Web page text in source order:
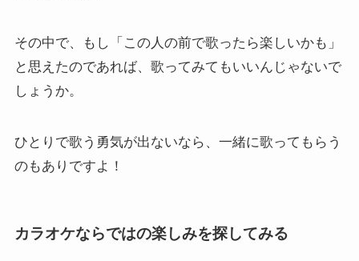
その中で、もし「この人の前で歌ったら楽しいかも」
と思えたのであれば、歌ってみてもいいんじゃないで
しょうか。
ひとりで歌う勇気が出ないなら、一緒に歌ってもらう
のもありですよ！
カラオケならではの楽しみを探してみる